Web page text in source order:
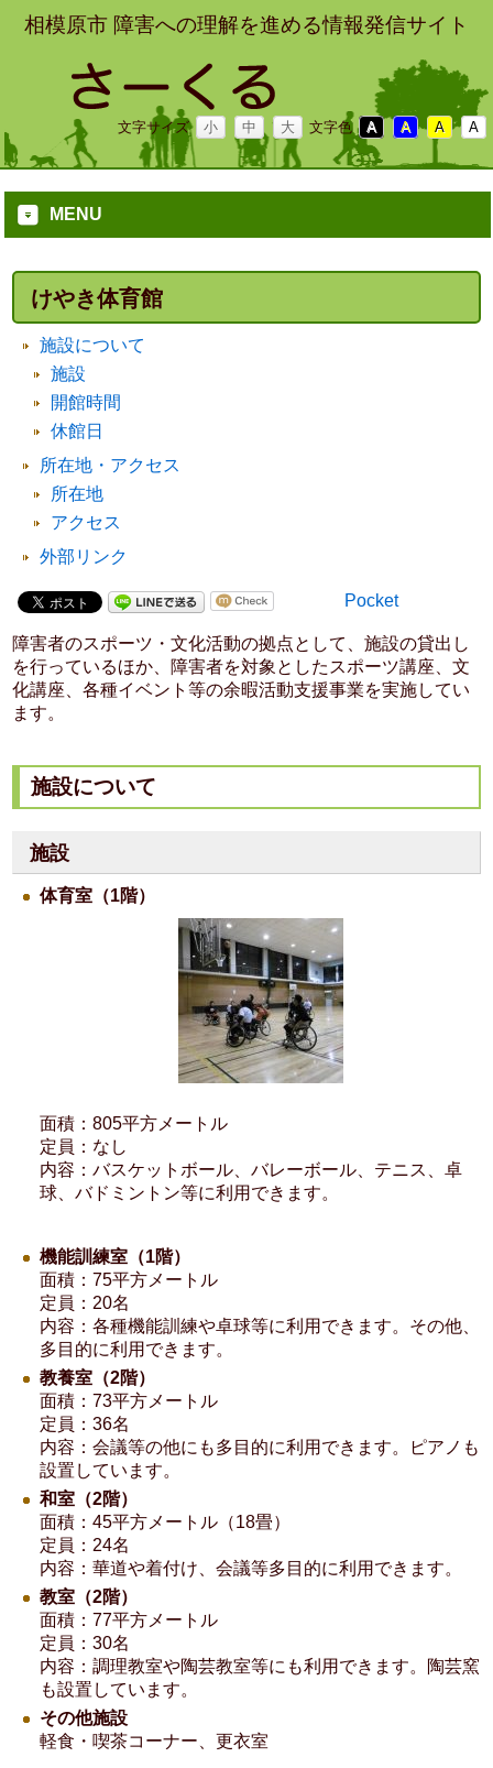
相模原市 障害への理解を進める情報発信サイト
文字サイズ 小 中 大 文字色 A A A A
MENU
けやき体育館
施設について
施設
開館時間
休館日
所在地・アクセス
所在地
アクセス
外部リンク
Pocket
障害者のスポーツ・文化活動の拠点として、施設の貸出し
を行っているほか、障害者を対象としたスポーツ講座、文
化講座、各種イベント等の余暇活動支援事業を実施してい
ます。
施設について
施設
体育室（1階）
面積：805平方メートル
定員：なし
内容：バスケットボール、バレーボール、テニス、卓
球、バドミントン等に利用できます。
機能訓練室（1階）
面積：75平方メートル
定員：20名
内容：各種機能訓練や卓球等に利用できます。その他、
多目的に利用できます。
教養室（2階）
面積：73平方メートル
定員：36名
内容：会議等の他にも多目的に利用できます。ピアノも
設置しています。
和室（2階）
面積：45平方メートル（18畳）
定員：24名
内容：華道や着付け、会議等多目的に利用できます。
教室（2階）
面積：77平方メートル
定員：30名
内容：調理教室や陶芸教室等にも利用できます。陶芸窯
も設置しています。
その他施設
軽食・喫茶コーナー、更衣室